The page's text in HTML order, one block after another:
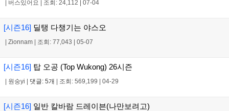
| 버스있어요 | 조회: 24,112 | 07-04
[시즌16] 딜탱 다챙기는 야스오
| Zionnam | 조회: 77,043 | 05-07
[시즌16] 탑 오공 (Top Wukong) 26시즌
| 원숭yi | 댓글: 5개 | 조회: 569,199 | 04-29
[시즌16] 일반 칼바람 드레이븐(나만보려고)